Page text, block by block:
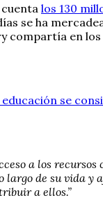
los 130
se ha
en
se
a los
de su vida y
a ellos.”